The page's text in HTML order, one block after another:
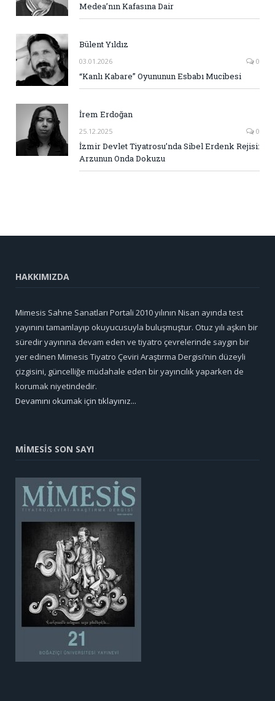
Medea’nın Kafasına Dair
Bülent Yıldız
03.01.2026 0
“Kanlı Kabare” Oyununun Esbabı Mucibesi
İrem Erdoğan
25.12.2025 0
İzmir Devlet Tiyatrosu’nda Sibel Erdenk Rejisi:
Arzunun Onda Dokuzu
HAKKIMIZDA
Mimesis Sahne Sanatları Portali 2010 yılının Nisan ayında test
yayınını tamamlayıp okuyucusuyla buluşmuştur. Otuz yılı aşkın bir
süredir yayınına devam eden ve tiyatro çevrelerinde saygın bir
yer edinen Mimesis Tiyatro Çeviri Araştırma Dergisi’nin düzeyli
çizgisini, güncelliğe müdahale eden bir yayıncılık yaparken de
korumak niyetindedir.
Devamını okumak için tıklayınız...
MİMESİS SON SAYI